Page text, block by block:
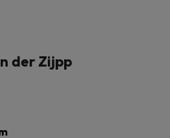
der Zijpp